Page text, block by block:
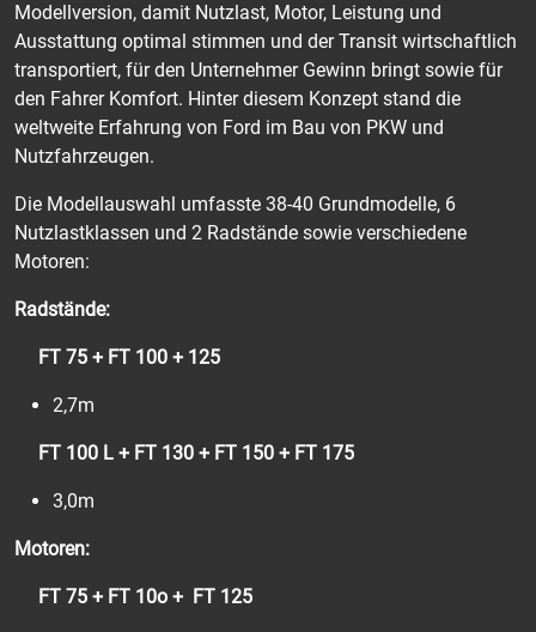
Modellversion, damit Nutzlast, Motor, Leistung und
Ausstattung optimal stimmen und der Transit wirtschaftlich
transportiert, für den Unternehmer Gewinn bringt sowie für
den Fahrer Komfort. Hinter diesem Konzept stand die
weltweite Erfahrung von Ford im Bau von PKW und
Nutzfahrzeugen.
Die Modellauswahl umfasste 38-40 Grundmodelle, 6
Nutzlastklassen und 2 Radstände sowie verschiedene
Motoren:
Radstände:
FT 75 + FT 100 + 125
2,7m
FT 100 L + FT 130 + FT 150 + FT 175
3,0m
Motoren:
FT 75 + FT 10o + FT 125